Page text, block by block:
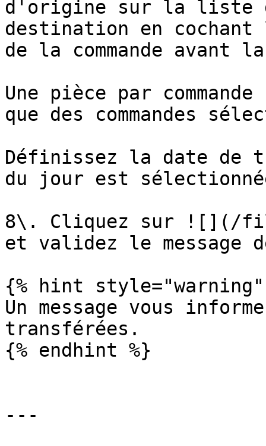
d'origine sur la liste
destination en
de la commande
Une pièce par
que des commandes
Définissez la date de
du jour est
8\. Cliquez sur ![](/
et validez le message
{% hint style="warning"
Un message vous
transférées.
{% endhint %}
---